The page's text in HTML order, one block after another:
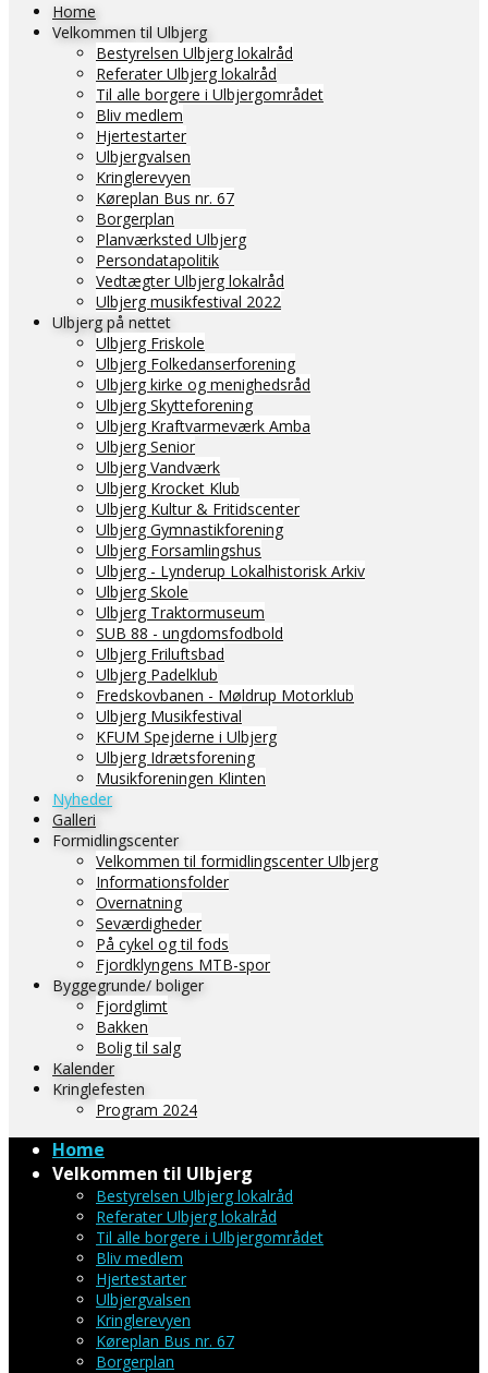
Home
Velkommen til Ulbjerg
Bestyrelsen Ulbjerg lokalråd
Referater Ulbjerg lokalråd
Til alle borgere i Ulbjergområdet
Bliv medlem
Hjertestarter
Ulbjergvalsen
Kringlerevyen
Køreplan Bus nr. 67
Borgerplan
Planværksted Ulbjerg
Persondatapolitik
Vedtægter Ulbjerg lokalråd
Ulbjerg musikfestival 2022
Ulbjerg på nettet
Ulbjerg Friskole
Ulbjerg Folkedanserforening
Ulbjerg kirke og menighedsråd
Ulbjerg Skytteforening
Ulbjerg Kraftvarmeværk Amba
Ulbjerg Senior
Ulbjerg Vandværk
Ulbjerg Krocket Klub
Ulbjerg Kultur & Fritidscenter
Ulbjerg Gymnastikforening
Ulbjerg Forsamlingshus
Ulbjerg - Lynderup Lokalhistorisk Arkiv
Ulbjerg Skole
Ulbjerg Traktormuseum
SUB 88 - ungdomsfodbold
Ulbjerg Friluftsbad
Ulbjerg Padelklub
Fredskovbanen - Møldrup Motorklub
Ulbjerg Musikfestival
KFUM Spejderne i Ulbjerg
Ulbjerg Idrætsforening
Musikforeningen Klinten
Nyheder
Galleri
Formidlingscenter
Velkommen til formidlingscenter Ulbjerg
Informationsfolder
Overnatning
Seværdigheder
På cykel og til fods
Fjordklyngens MTB-spor
Byggegrunde/ boliger
Fjordglimt
Bakken
Bolig til salg
Kalender
Kringlefesten
Program 2024
Home
Velkommen til Ulbjerg
Bestyrelsen Ulbjerg lokalråd
Referater Ulbjerg lokalråd
Til alle borgere i Ulbjergområdet
Bliv medlem
Hjertestarter
Ulbjergvalsen
Kringlerevyen
Køreplan Bus nr. 67
Borgerplan